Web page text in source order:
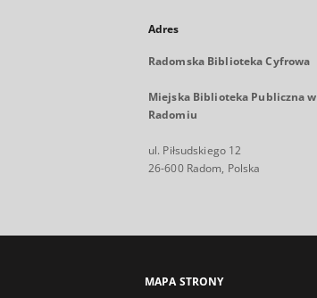
Adres
Radomska Biblioteka Cyfrowa
Miejska Biblioteka Publiczna w
Radomiu
ul. Piłsudskiego 12
26-600 Radom, Polska
MAPA STRONY